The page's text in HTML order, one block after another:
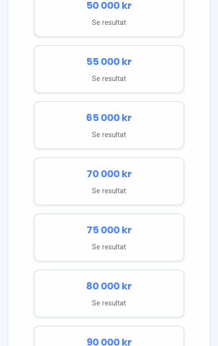
50 000kr
Se resultat
55 000kr
Se resultat
65 000kr
Se resultat
70 000kr
Se resultat
75 000kr
Se resultat
80 000kr
Se resultat
90 000kr